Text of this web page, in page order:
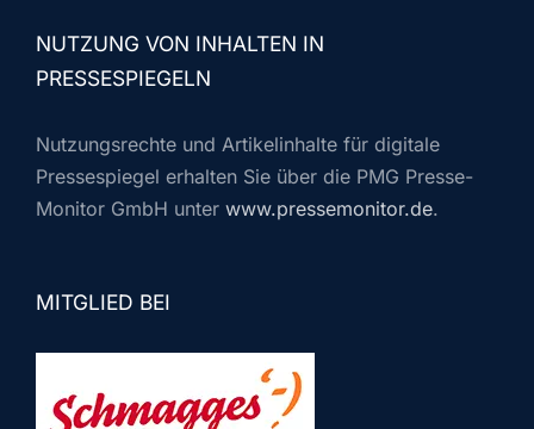
NUTZUNG VON INHALTEN IN
PRESSESPIEGELN
Nutzungsrechte und Artikelinhalte für digitale
Pressespiegel erhalten Sie über die PMG Presse-
Monitor GmbH unter www.pressemonitor.de.
MITGLIED BEI